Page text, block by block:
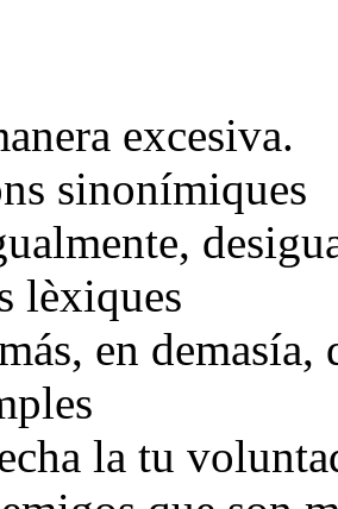
excesiva.
sinonímiques
lèxiques
en demasía,
la tu